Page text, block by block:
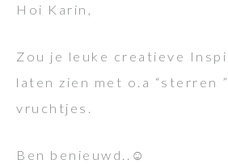
Hoi Karin,
Zou je leuke creatieve
laten zien met o.a “sterren
vruchtjes.
Ben benieuwd..☺️